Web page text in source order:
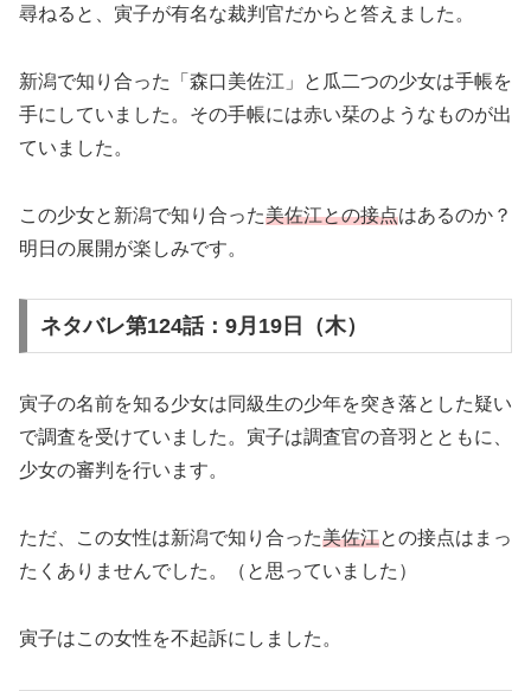
尋ねると、寅子が有名な裁判官だからと答えました。
新潟で知り合った「森口美佐江」と瓜二つの少女は手帳を
手にしていました。その手帳には赤い栞のようなものが出
ていました。
この少女と新潟で知り合った美佐江との接点はあるのか？
明日の展開が楽しみです。
ネタバレ第124話：9月19日（木）
寅子の名前を知る少女は同級生の少年を突き落とした疑い
で調査を受けていました。寅子は調査官の音羽とともに、
少女の審判を行います。
ただ、この女性は新潟で知り合った美佐江との接点はまっ
たくありませんでした。（と思っていました）
寅子はこの女性を不起訴にしました。